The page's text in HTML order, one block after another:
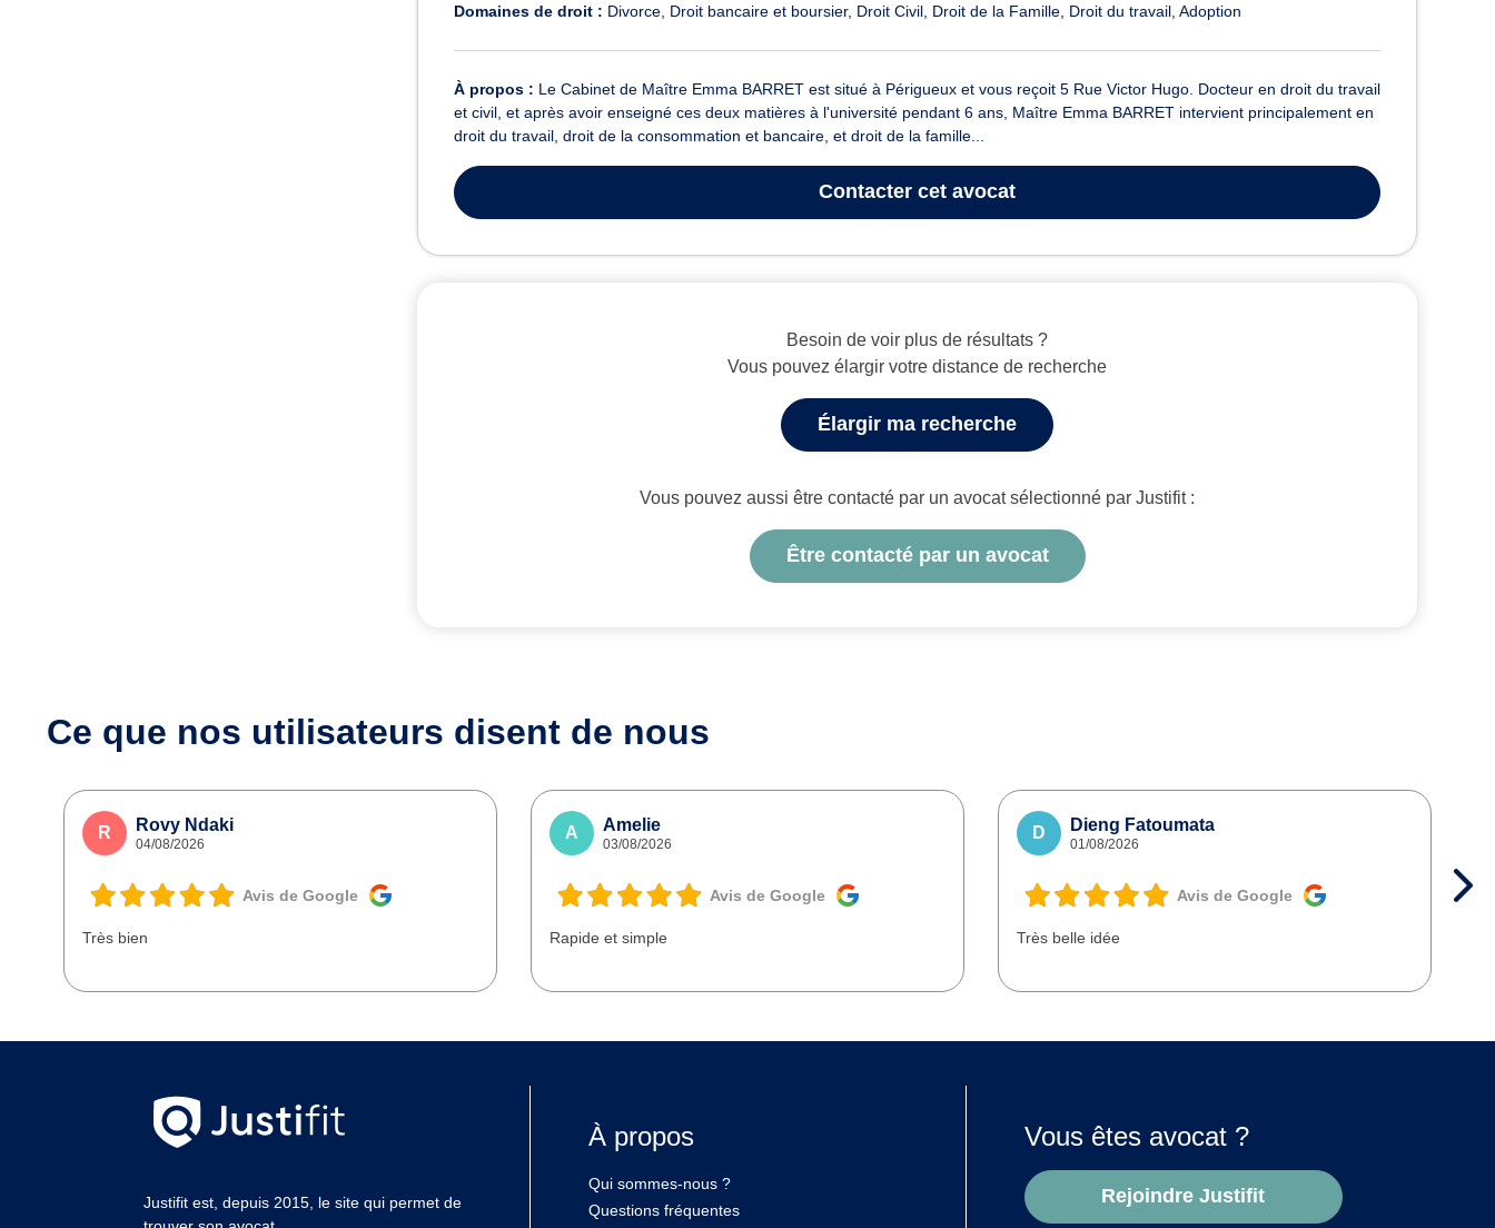
Domaines de droit : Divorce Droit bancaire et boursier Droit Civil Droit de la Famille Droit du travail Adoption
À propos : Le Cabinet de Maître Emma BARRET est situé à Périgueux et vous reçoit 5 Rue Victor Hugo. Docteur en droit du travail
et civil, et après avoir enseigné ces deux matières à l'université pendant 6 ans, Maître Emma BARRET intervient principalement en
droit du travail, droit de la consommation et bancaire, et droit de la famille...
Contacter cet avocat
Besoin de voir plus de résultats ?
Vous pouvez élargir votre distance de recherche
Élargir ma recherche
Vous pouvez aussi être contacté par un avocat sélectionné par Justifit :
Être contacté par un avocat
Ce que nos utilisateurs disent de nous
R Rovy Ndaki
04/08/2026
Avis de Google
Très bien
A Amelie
03/08/2026
Avis de Google
Rapide et simple
D Dieng Fatoumata
01/08/2026
Avis de Google
Très belle idée
Justifit est, depuis 2015, le site qui permet de
À propos
Qui sommes-nous ?
Questions fréquentes
Vous êtes avocat ?
Rejoindre Justifit